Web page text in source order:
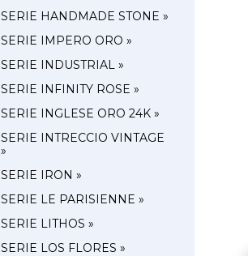
SERIE HANDMADE STONE »
SERIE IMPERO ORO »
SERIE INDUSTRIAL »
SERIE INFINITY ROSE »
SERIE INGLESE ORO 24K »
SERIE INTRECCIO VINTAGE
»
SERIE IRON »
SERIE LE PARISIENNE »
SERIE LITHOS »
SERIE LOS FLORES »